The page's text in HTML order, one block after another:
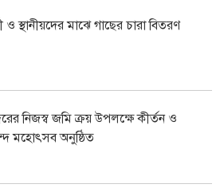
ও স্থানীয়দের মাঝে গাছের চারা বিতরণ
নিজস্ব জমি ক্রয় উপলক্ষে কীর্তন ও
মহোৎসব অনুষ্ঠিত